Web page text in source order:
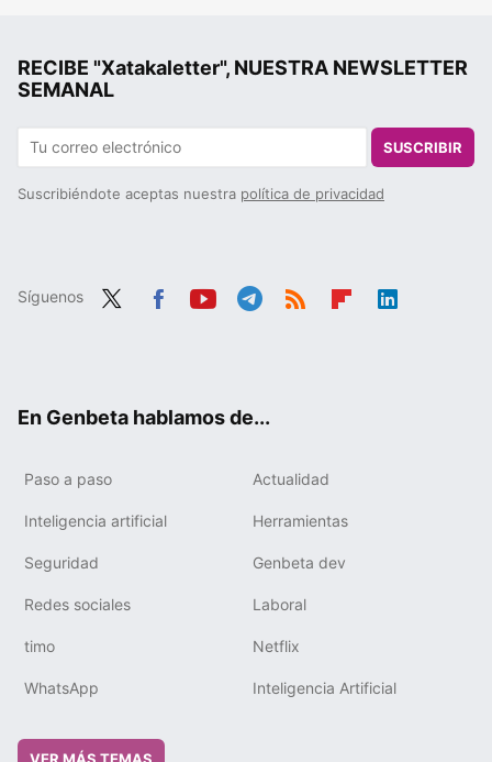
RECIBE "Xatakaletter", NUESTRA NEWSLETTER
SEMANAL
SUSCRIBIR
Suscribiéndote aceptas nuestra política de privacidad
Síguenos
En Genbeta hablamos de...
Paso a paso Actualidad
Inteligencia artificial Herramientas
Seguridad Genbeta dev
Redes sociales Laboral
timo Netflix
WhatsApp Inteligencia Artificial